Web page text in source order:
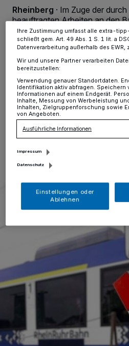
Rheinberg · Im Zuge der
beauftragten Arbeiten an den
es in Rheinberg zu
Verkehrsmaßnahmen.
08.07.2026 , 13:32 Uhr Eine
Ihre Einstellungen gelten innerhalb
Informationen finden Sie in unserer
Ihre Zustimmung umfasst alle extra-
schließt gem. Art. 49 Abs. 1 S. 1 lit. a
Datenverarbeitung außerhalb des EWR,
Wir und unsere Partner verarbeiten
bereitzustellen:
Verwendung genauer Standortdaten.
Identifikation aktiv abfragen. Speichern
Informationen auf einem Endgerät.
Inhalte, Messung von Werbeleistung
Inhalten, Zielgruppenforschung sowie
von Angeboten.
Ausführliche Informationen
Impressum
Datenschutz
Einstellungen oder
Ablehnen